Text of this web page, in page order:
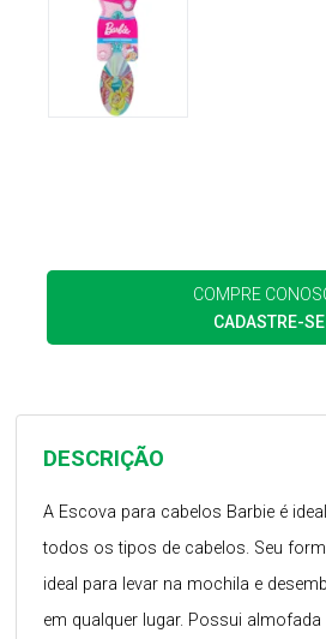
COMPRE
CADASTRE-SE
DESCRIÇÃO
A Escova para cabelos Barbie é
todos os tipos de cabelos. Seu
ideal para levar na mochila e
em qualquer lugar. Possui